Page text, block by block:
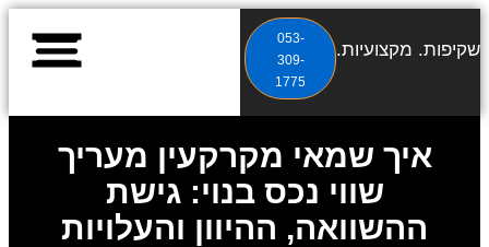
שקיפות. מקצועיות. תוצאות.
053-
309-
1775
איך שמאי מקרקעין מעריך
שווי נכס בנוי: גישת
ההשוואה, ההיוון והעלויות